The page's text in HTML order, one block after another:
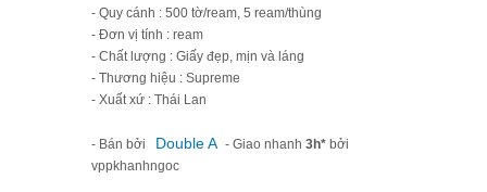
- Quy cánh : 500 tờ/ream, 5 ream/thùng
- Đơn vị tính : ream
- Chất lượng : Giấy đẹp, mịn và láng
- Thương hiệu : Supreme
- Xuất xứ : Thái Lan
- Bán bởi Double A - Giao nhanh 3h* bởi
vppkhanhngoc